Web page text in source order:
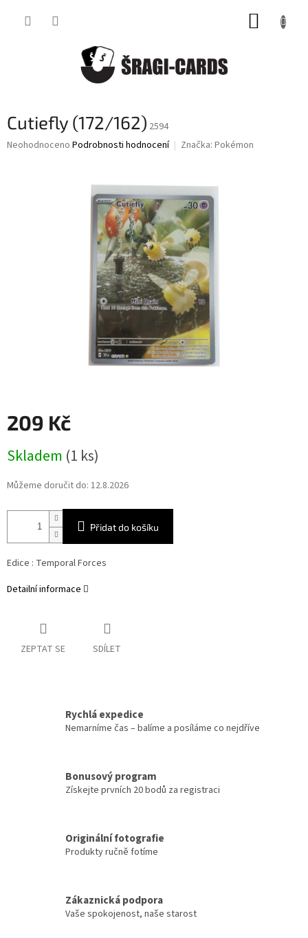
Cutiefly (172/162) 2594
Průměrné
Neohodnoceno Podrobnosti hodnocení Značka: Pokémon
209 Kč
cena:
Skladem (1 ks)
Můžeme doručit do: 12.8.2026
Přidat do košíku
Edice : Temporal Forces
Detailní informace
ZEPTAT SE SDÍLET
Rychlá expedice
Nemarníme čas – balíme a posíláme co nejdříve
Bonusový program
Získejte prvních 20 bodů za registraci
Originální fotografie
Produkty ručně fotíme
Zákaznická podpora
Vaše spokojenost, naše starost